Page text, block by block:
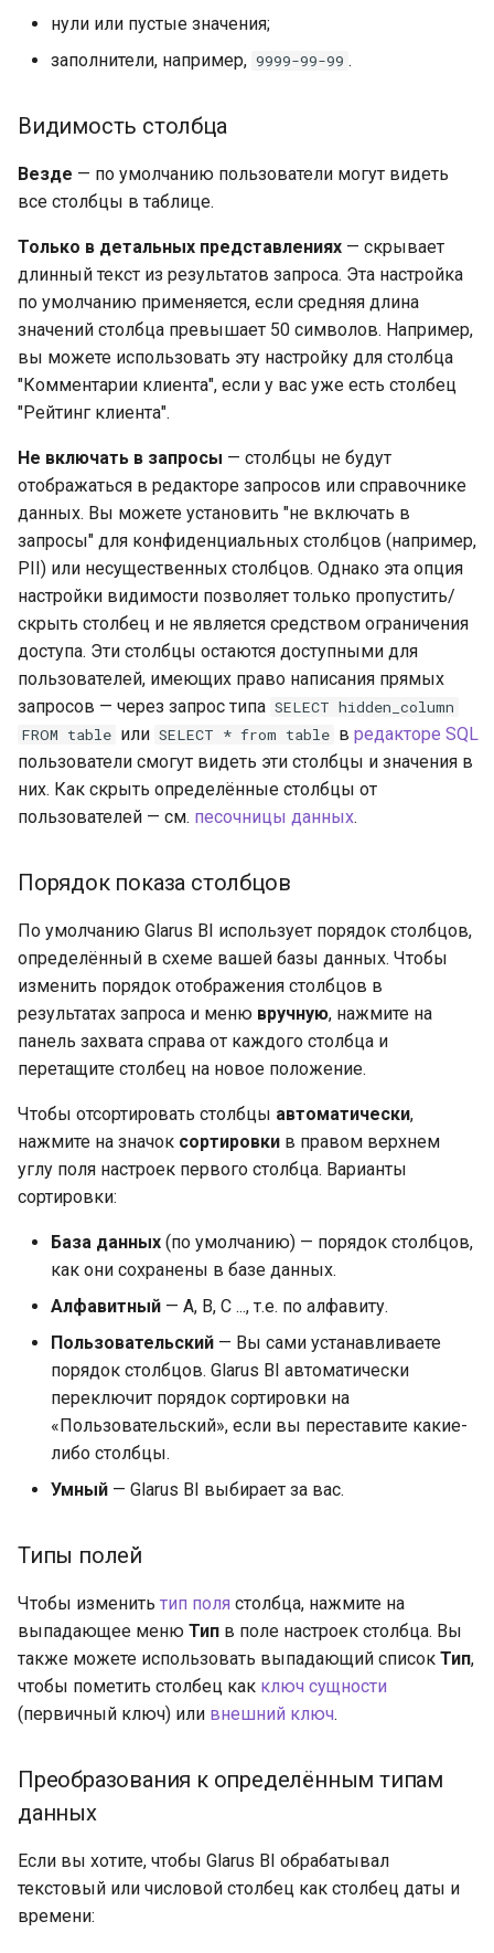
нули или пустые значения;
заполнители, например, 9999-99-99 .
Видимость столбца
Везде — по умолчанию пользователи могут видеть
все столбцы в таблице.
Только в детальных представлениях — скрывает
длинный текст из результатов запроса. Эта настройка
по умолчанию применяется, если средняя длина
значений столбца превышает 50 символов. Например,
вы можете использовать эту настройку для столбца
"Комментарии клиента", если у вас уже есть столбец
"Рейтинг клиента".
Не включать в запросы — столбцы не будут
отображаться в редакторе запросов или справочнике
данных. Вы можете установить "не включать в
запросы" для конфиденциальных столбцов (например,
PII) или несущественных столбцов. Однако эта опция
настройки видимости позволяет только пропустить/
скрыть столбец и не является средством ограничения
доступа. Эти столбцы остаются доступными для
пользователей, имеющих право написания прямых
запросов — через запрос типа SELECT hidden_column
FROM table или SELECT * from table в редакторе SQL
пользователи смогут видеть эти столбцы и значения в
них. Как скрыть определённые столбцы от
пользователей — см. песочницы данных.
Порядок показа столбцов
По умолчанию Glarus BI использует порядок столбцов,
определённый в схеме вашей базы данных. Чтобы
изменить порядок отображения столбцов в
результатах запроса и меню вручную, нажмите на
панель захвата справа от каждого столбца и
перетащите столбец на новое положение.
Чтобы отсортировать столбцы автоматически,
нажмите на значок сортировки в правом верхнем
углу поля настроек первого столбца. Варианты
сортировки:
База данных (по умолчанию) — порядок столбцов,
как они сохранены в базе данных.
Алфавитный — A, B, C ..., т.е. по алфавиту.
Пользовательский — Вы сами устанавливаете
порядок столбцов. Glarus BI автоматически
переключит порядок сортировки на
«Пользовательский», если вы переставите какие-
либо столбцы.
Умный — Glarus BI выбирает за вас.
Типы полей
Чтобы изменить тип поля столбца, нажмите на
выпадающее меню Тип в поле настроек столбца. Вы
также можете использовать выпадающий список Тип,
чтобы пометить столбец как ключ сущности
(первичный ключ) или внешний ключ.
Преобразования к определённым типам
данных
Если вы хотите, чтобы Glarus BI обрабатывал
текстовый или числовой столбец как столбец даты и
времени: